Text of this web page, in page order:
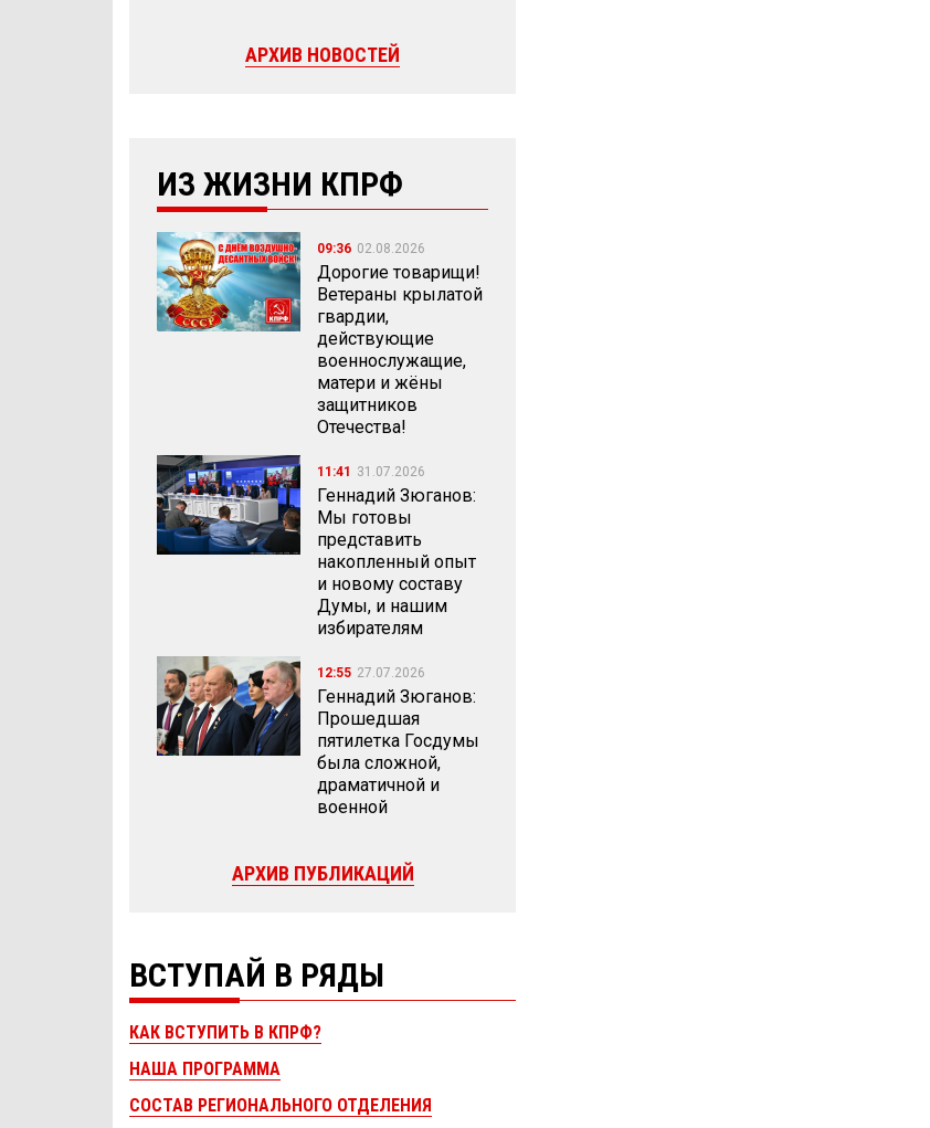
АРХИВ НОВОСТЕЙ
ИЗ ЖИЗНИ КПРФ
09:36 02.08.2026
Дорогие товарищи!
Ветераны крылатой
гвардии,
действующие
военнослужащие,
матери и жёны
защитников
Отечества!
11:41 31.07.2026
Геннадий Зюганов:
Мы готовы
представить
накопленный опыт
и новому составу
Думы, и нашим
избирателям
12:55 27.07.2026
Геннадий Зюганов:
Прошедшая
пятилетка Госдумы
была сложной,
драматичной и
военной
АРХИВ ПУБЛИКАЦИЙ
ВСТУПАЙ В РЯДЫ
КАК ВСТУПИТЬ В КПРФ?
НАША ПРОГРАММА
СОСТАВ РЕГИОНАЛЬНОГО ОТДЕЛЕНИЯ